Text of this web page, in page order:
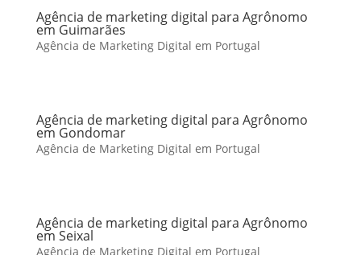
Agência de marketing digital para Agrônomo
em Guimarães
Agência de Marketing Digital em Portugal
Agência de marketing digital para Agrônomo
em Gondomar
Agência de Marketing Digital em Portugal
Agência de marketing digital para Agrônomo
em Seixal
Agência de Marketing Digital em Portugal